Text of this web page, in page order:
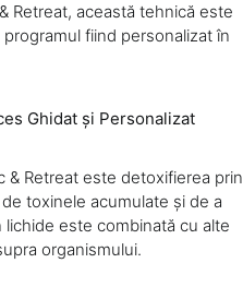
Retreat, această tehnică este
fiind personalizat în
Ghidat și Personalizat
& Retreat este detoxifierea prin
toxinele acumulate și de a
este combinată cu alte
organismului.